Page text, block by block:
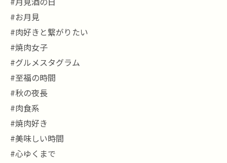
#お月見
#肉好きと繋がりたい
#焼肉女子
#グルメスタグラム
#至福の時間
#秋の夜長
#肉食系
#焼肉好き
#美味しい時間
#心ゆくまで